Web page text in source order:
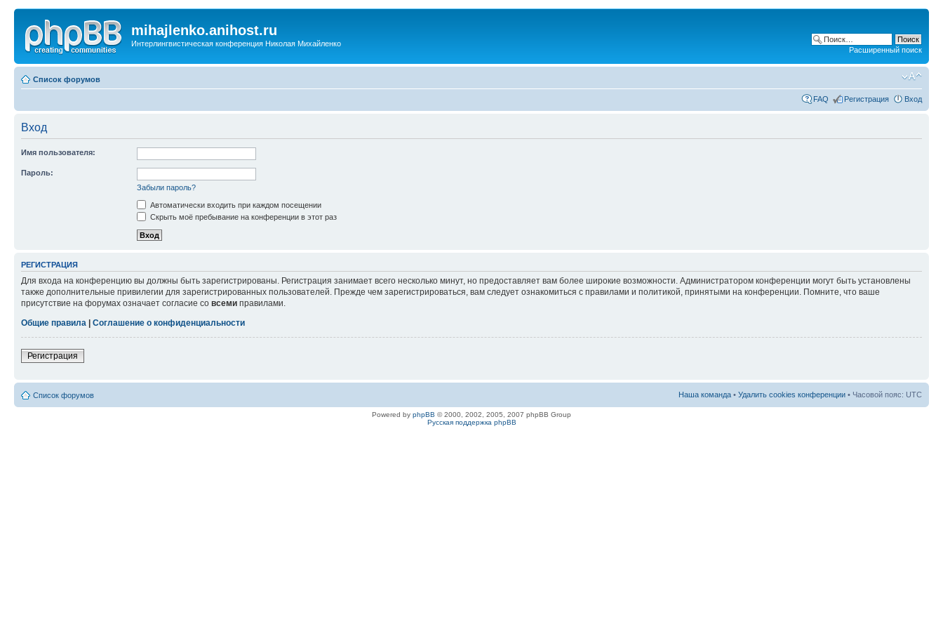
mihajlenko.anihost.ru
Интерлингвистическая конференция Николая Михайленко
Расширенный поиск
Список форумов
FAQ Регистрация Вход
Вход
Имя пользователя:
Пароль:
Забыли пароль?
Автоматически входить при каждом посещении
Скрыть моё пребывание на конференции в этот раз
РЕГИСТРАЦИЯ
Для входа на конференцию вы должны быть зарегистрированы. Регистрация занимает всего несколько минут, но предоставляет вам более широкие возможности. Администратором конференции могут быть установлены
также дополнительные привилегии для зарегистрированных пользователей. Прежде чем зарегистрироваться, вам следует ознакомиться с правилами и политикой, принятыми на конференции. Помните, что ваше
присутствие на форумах означает согласие со всеми правилами.
Общие правила
Соглашение о конфиденциальности
Регистрация
Список форумов Наша команда • Удалить cookies конференции • Часовой пояс: UTC
Powered by phpBB © 2000, 2002, 2005, 2007 phpBB Group
Русская поддержка phpBB